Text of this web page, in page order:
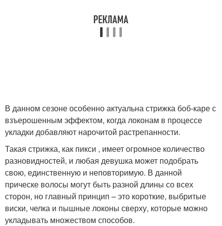
В данном сезоне особенно актуальна стрижка боб-каре с
взъерошенным эффектом, когда локонам в процессе
укладки добавляют нарочитой растрепанности.
Такая стрижка, как пикси , имеет огромное количество
разновидностей, и любая девушка может подобрать
свою, единственную и неповторимую. В данной
прическе волосы могут быть разной длины со всех
сторон, но главный принцип – это короткие, выбритые
виски, челка и пышные локоны сверху, которые можно
укладывать множеством способов.